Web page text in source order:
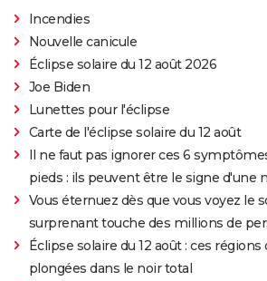
Incendies
Nouvelle canicule
Éclipse solaire du 12 août 2026
Joe Biden
Lunettes pour l'éclipse
Carte de l'éclipse solaire du 12 août
Il ne faut pas ignorer ces 6
pieds : ils peuvent être le signe d'une
Vous éternuez dès que vous voyez le
surprenant touche des millions de
Éclipse solaire du 12 août : ces
plongées dans le noir total